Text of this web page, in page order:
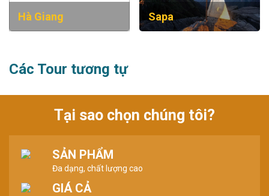
Hà Giang Sapa
Các Tour tương tự
Tại sao chọn chúng tôi?
SẢN PHẨM
Đa dạng, chất lượng cao
GIÁ CẢ